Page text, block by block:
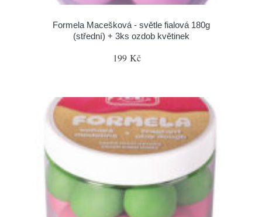
Formela Macešková - světle fialová 180g
(střední) + 3ks ozdob květinek
199 Kč